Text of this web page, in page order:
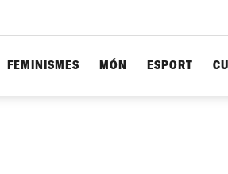
FEMINISMES MÓN ESPORT